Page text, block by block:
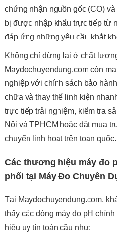
chứng nhận nguồn gốc (CO)
bị được nhập khẩu trực tiếp từ
đáp ứng những yêu cầu khắt
Không chỉ dừng lại ở chất
Maydochuyendung.com còn
nghiệp với chính sách bảo
chữa và thay thế linh kiện
trực tiếp trải nghiệm, kiểm tra
Nội và TPHCM hoặc đặt mua
chuyển linh hoạt trên toàn quốc.
Các thương hiệu máy đo
phối tại Máy Đo Chuyên
Tại Maydochuyendung.com,
thấy các dòng máy đo pH
hiệu uy tín toàn cầu như: